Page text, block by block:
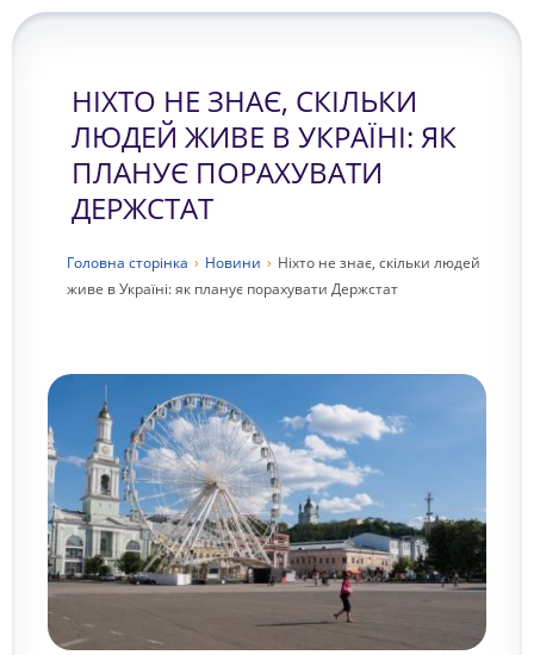
НІХТО НЕ ЗНАЄ, СКІЛЬКИ
ЛЮДЕЙ ЖИВЕ В УКРАЇНІ: ЯК
ПЛАНУЄ ПОРАХУВАТИ
ДЕРЖСТАТ
Головна сторiнка › Новини › Ніхто не знає, скільки людей
живе в Україні: як планує порахувати Держстат